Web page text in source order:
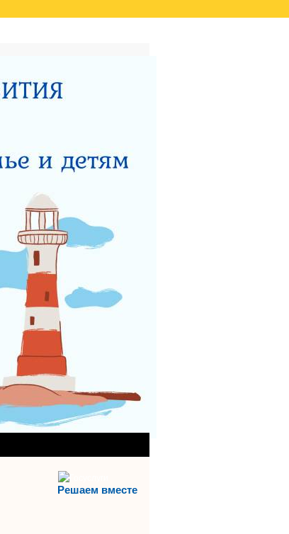
ДЛЯ
СОЦИАЛЬНОГО
ГКУСО МО
ПРАВ ДЕТЕЙ
ОБРАЩЕНИЯ
Решаем вместе